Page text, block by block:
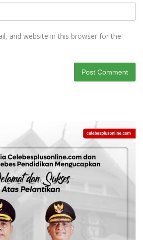
and website in this browser for the